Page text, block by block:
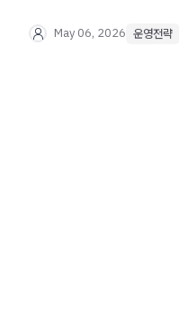
전략과 브랜드가 준비해야
May 06, 2026 운영전략